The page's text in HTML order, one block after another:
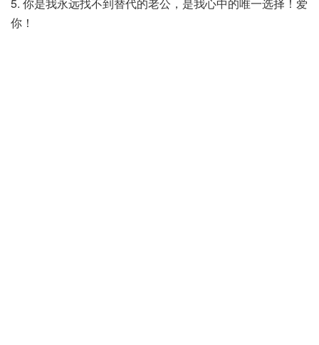
你！